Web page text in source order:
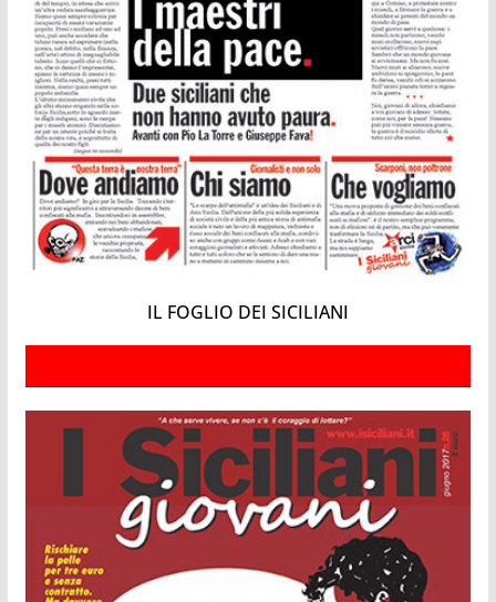
IL FOGLIO DEI SICILIANI